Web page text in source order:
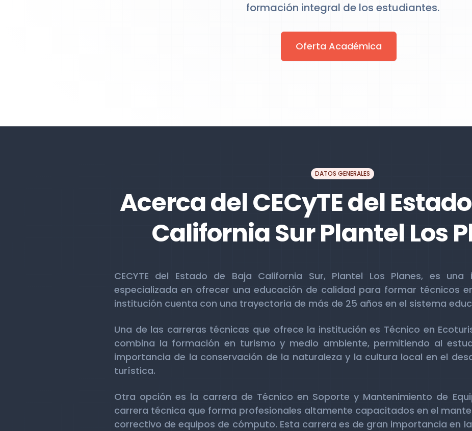
formación integral de los estudiantes.
Oferta Académica
DATOS GENERALES
Acerca del CECyTE del
California Sur Plantel Los
CECYTE del Estado de Baja California Sur, Plantel Los Planes, es una
especializada en ofrecer una educación de calidad para formar técnicos
institución cuenta con una trayectoria de más de 25 años en el sistema
Una de las carreras técnicas que ofrece la institución es Técnico en
combina la formación en turismo y medio ambiente, permitiendo al
importancia de la conservación de la naturaleza y la cultura local en el
turística.
Otra opción es la carrera de Técnico en Soporte y Mantenimiento de
carrera técnica que forma profesionales altamente capacitados en el
correctivo de equipos de cómputo. Esta carrera es de gran importancia en